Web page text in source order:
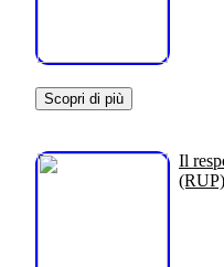
Scopri di più
Il
(RUP)